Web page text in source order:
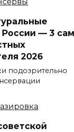
России — 3
2026
подозрительно